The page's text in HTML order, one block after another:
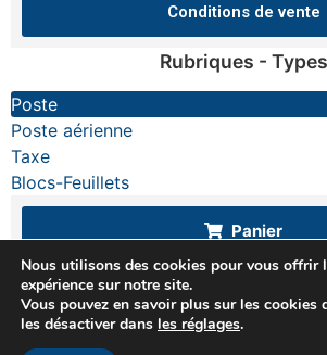
Conditions de vente
Rubriques - Types
Poste
Poste aérienne
Taxe
Blocs-Feuillets
Panier
Haut de page
Nous utilisons des cookies pour vous offrir
expérience sur notre site.
Vous pouvez en savoir plus sur les cookies
les désactiver dans les réglages.